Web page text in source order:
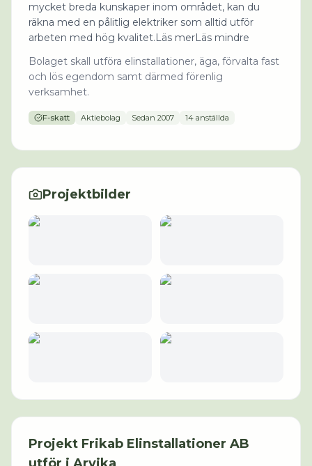
mycket breda kunskaper inom området, kan du
räkna med en pålitlig elektriker som alltid utför
arbeten med hög kvalitet.Läs merLäs mindre
Bolaget skall utföra elinstallationer, äga, förvalta fast
och lös egendom samt därmed förenlig
verksamhet.
F-skatt Aktiebolag Sedan 2007 14 anställda
Projektbilder
Projekt Frikab Elinstallationer AB